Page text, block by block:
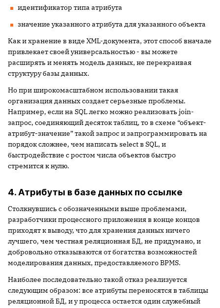
идентификатор типа атрибута
значение указанного атрибута для указанного объекта
Как и хранение в виде XML-документа, этот способ вначале
привлекает своей универсальностью - вы можете
расширять и менять модель данных, не перекраивая
структуру базы данных.
Но при широкомасштабном использовании такая
организация данных создает серьезные проблемы.
Например, если на SQL легко можно реализовать join-
запрос, соединяющий десяток таблиц, то в схеме “объект-
атрибут-значение” такой запрос и запрограммировать на
порядок сложнее, чем написать select в SQL, и
быстродействие с ростом числа объектов быстро
стремится к нулю.
4. Атрибуты в базе данных по ссылке
Столкнувшись с обозначенными выше проблемами,
разработчики процессного приложения в конце концов
приходят к выводу, что для хранения данных ничего
лучшего, чем честная реляционная БД, не придумано, и
добровольно отказываются от богатства возможностей
моделирования данных, предоставляемого BPMS.
Наиболее последовательно такой отказ реализуется
следующим образом: все атрибуты переносятся в таблицы
реляционной БД, и у процесса остается один служебный